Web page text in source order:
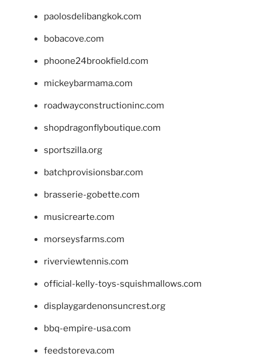
paolosdelibangkok.com
bobacove.com
phoone24brookfield.com
mickeybarmama.com
roadwayconstructioninc.com
shopdragonflyboutique.com
sportszilla.org
batchprovisionsbar.com
brasserie-gobette.com
musicrearte.com
morseysfarms.com
riverviewtennis.com
official-kelly-toys-squishmallows.com
displaygardenonsuncrest.org
bbq-empire-usa.com
feedstoreva.com